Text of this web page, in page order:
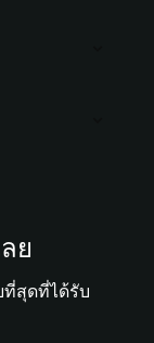
ย
สุดที่ได้รับ